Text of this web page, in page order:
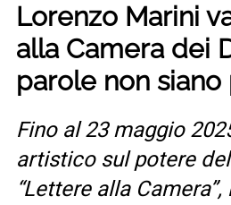
Lorenzo Marini
alla Camera dei
parole non siano
Fino al 23 maggio
artistico sul potere
“Lettere alla